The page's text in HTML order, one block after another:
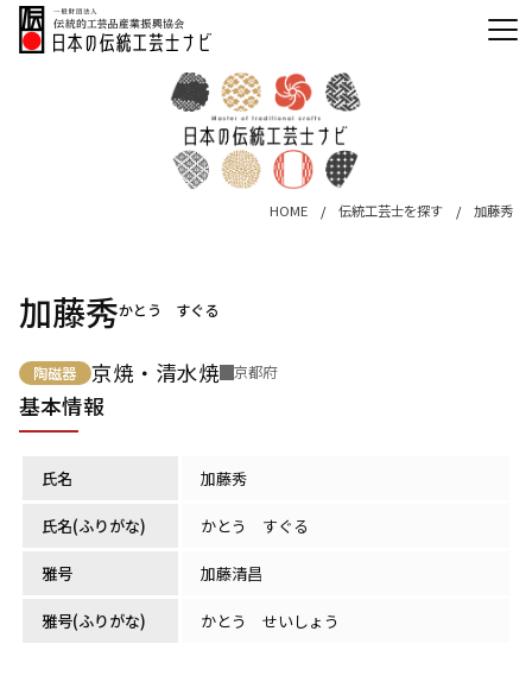
HOME 伝統工芸士を探す 加藤秀
加藤秀かとう すぐる
陶磁器 京焼・清水焼 京都府
基本情報
氏名 加藤秀
氏名(ふりがな) かとう すぐる
雅号 加藤清昌
雅号(ふりがな) かとう せいしょう